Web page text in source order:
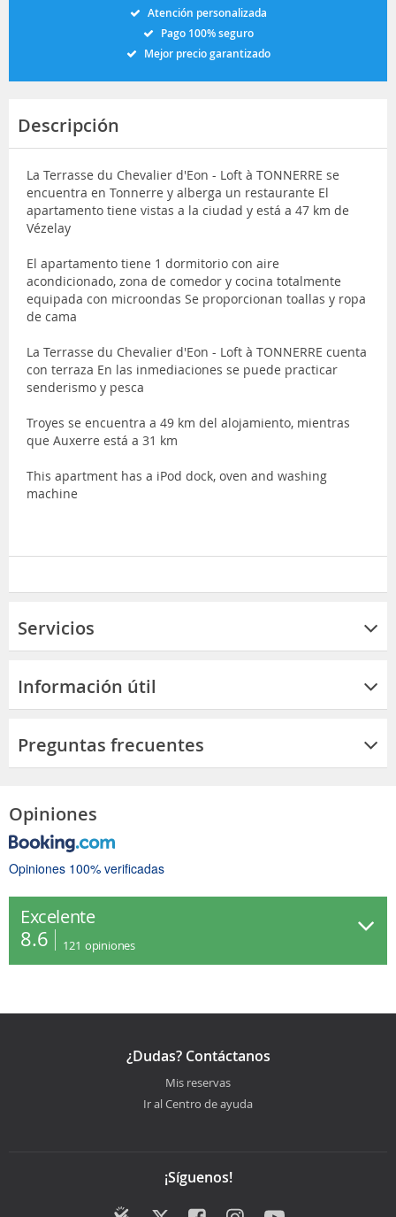
Atención personalizada
Pago 100% seguro
Mejor precio garantizado
Descripción
La Terrasse du Chevalier d'Eon - Loft à TONNERRE se
encuentra en Tonnerre y alberga un restaurante El
apartamento tiene vistas a la ciudad y está a 47 km de
Vézelay
El apartamento tiene 1 dormitorio con aire
acondicionado, zona de comedor y cocina totalmente
equipada con microondas Se proporcionan toallas y ropa
de cama
La Terrasse du Chevalier d'Eon - Loft à TONNERRE cuenta
con terraza En las inmediaciones se puede practicar
senderismo y pesca
Troyes se encuentra a 49 km del alojamiento, mientras
que Auxerre está a 31 km
This apartment has a iPod dock, oven and washing
machine
Servicios
Información útil
Preguntas frecuentes
Opiniones
Opiniones 100% verificadas
Excelente
8.6 121 opiniones
¿Dudas? Contáctanos
Mis reservas
Ir al Centro de ayuda
¡Síguenos!